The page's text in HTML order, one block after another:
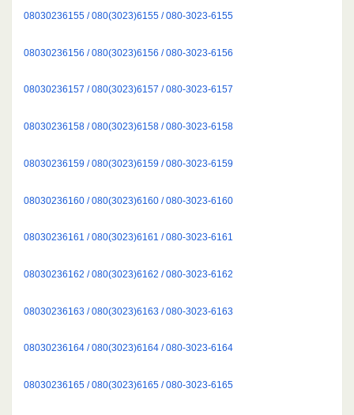
08030236155 / 080(3023)6155 / 080-3023-6155
08030236156 / 080(3023)6156 / 080-3023-6156
08030236157 / 080(3023)6157 / 080-3023-6157
08030236158 / 080(3023)6158 / 080-3023-6158
08030236159 / 080(3023)6159 / 080-3023-6159
08030236160 / 080(3023)6160 / 080-3023-6160
08030236161 / 080(3023)6161 / 080-3023-6161
08030236162 / 080(3023)6162 / 080-3023-6162
08030236163 / 080(3023)6163 / 080-3023-6163
08030236164 / 080(3023)6164 / 080-3023-6164
08030236165 / 080(3023)6165 / 080-3023-6165